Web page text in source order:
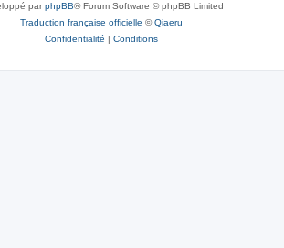
parphpBB® Forum Software © phpBB Limited
Traduction française officielle ©Qiaeru
Confidentialité | Conditions